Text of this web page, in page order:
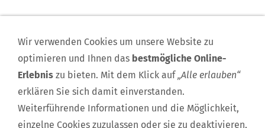
da Sie der Speicherung der für die Darstellung
notwendigenCookies widersprochen haben.
Besuchen Sie die SeiteDatenschutzerklärung, um
Ihre Cookie-Präferenzen anzupassen.
DIESEN COOKIE ZULASSEN
Wir verwenden Cookies um unsere Website zu
optimieren und Ihnen das bestmögliche Online-
Erlebnis zu bieten. Mit dem Klick auf„Alle erlauben“
erklären Sie sich damit einverstanden.
Weiterführende Informationen und die Möglichkeit,
einzelne Cookies zuzulassen oder sie zu deaktivieren,